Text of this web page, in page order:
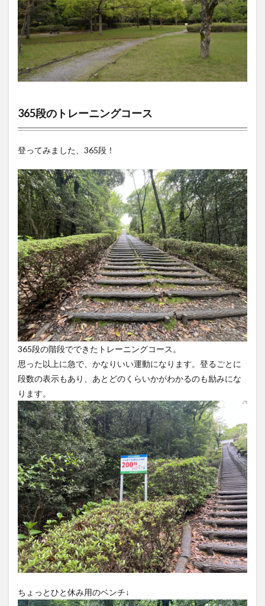
365段のトレーニングコース
登ってみました、365段！
365段の階段でできたトレーニングコース。
思った以上に急で、かなりいい運動になります。登るごとに
段数の表示もあり、あとどのくらいかがわかるのも励みにな
ります。
ちょっとひと休み用のベンチ↓